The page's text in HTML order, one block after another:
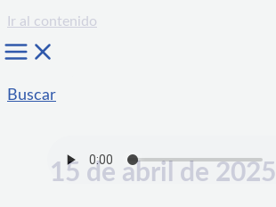
Ir al contenido
Buscar
15 de abril de 2025